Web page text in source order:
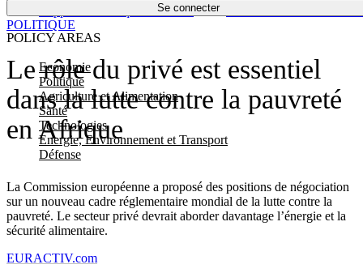
Se connecter
POLICY AREAS
Economie
Politique
Agriculture et Alimentation
Santé
Technologies
Energie, Environnement et Transport
Défense
Économie
Le rôle du privé est essentiel
dans la lutte contre la pauvreté
en Afrique
La Commission européenne a proposé des positions de négociation
sur un nouveau cadre réglementaire mondial de la lutte contre la
pauvreté. Le secteur privé devrait aborder davantage l’énergie et la
sécurité alimentaire.
POLITIQUE
EURACTIV.com